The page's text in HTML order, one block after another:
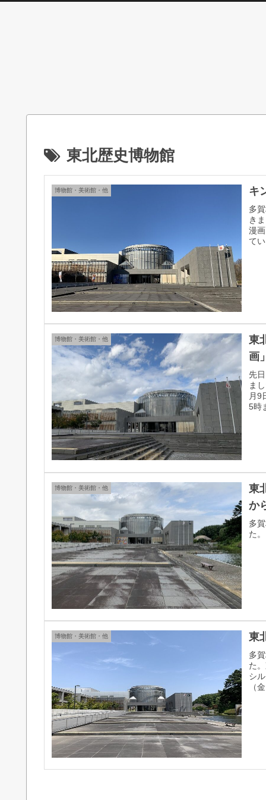
東北歴史博物館
博物館・美術館・他 キ
多
き
漫
て
博物館・美術館・他
東
画
先
ま
月9
5時
博物館・美術館・他
東
か
多
た。
博物館・美術館・他 東
多
た
シ
（